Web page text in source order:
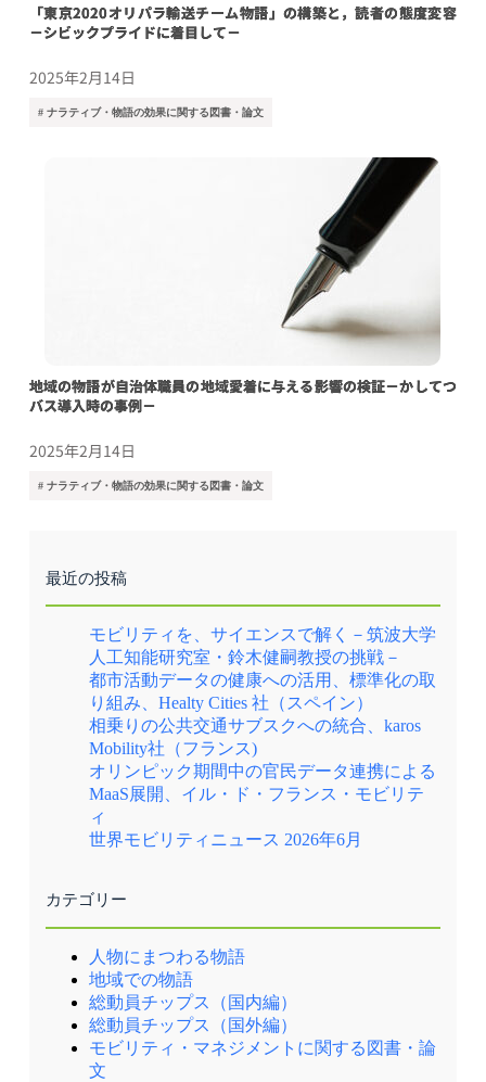
「東京2020オリパラ輸送チーム物語」の構築と，読者の態度変容
－シビックプライドに着目して－
2025年2月14日
# ナラティブ・物語の効果に関する図書・論文
地域の物語が自治体職員の地域愛着に与える影響の検証－かしてつ
バス導入時の事例－
2025年2月14日
# ナラティブ・物語の効果に関する図書・論文
最近の投稿
モビリティを、サイエンスで解く－筑波大学
人工知能研究室・鈴木健嗣教授の挑戦－
都市活動データの健康への活用、標準化の取
り組み、Healty Cities 社（スペイン）
相乗りの公共交通サブスクへの統合、karos
Mobility社（フランス)
オリンピック期間中の官民データ連携による
MaaS展開、イル・ド・フランス・モビリテ
ィ
世界モビリティニュース 2026年6月
カテゴリー
人物にまつわる物語
地域での物語
総動員チップス（国内編）
総動員チップス（国外編）
モビリティ・マネジメントに関する図書・論
文